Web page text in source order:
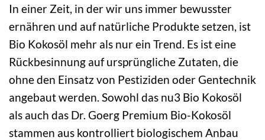
In einer Zeit, in der wir uns immer bewusster
ernähren und auf natürliche Produkte setzen, ist
Bio Kokosöl mehr als nur ein Trend. Es ist eine
Rückbesinnung auf ursprüngliche Zutaten, die
ohne den Einsatz von Pestiziden oder Gentechnik
angebaut werden. Sowohl das nu3 Bio Kokosöl
als auch das Dr. Goerg Premium Bio-Kokosöl
stammen aus kontrolliert biologischem Anbau